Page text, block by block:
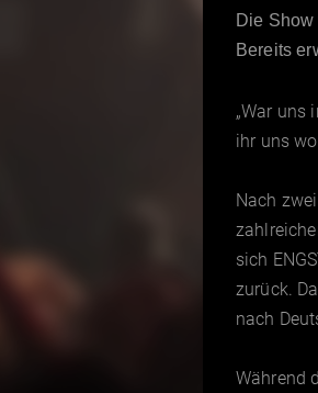
Die
Bereits
„War uns
ihr uns
Nach
sich
zurück.
nach
Während